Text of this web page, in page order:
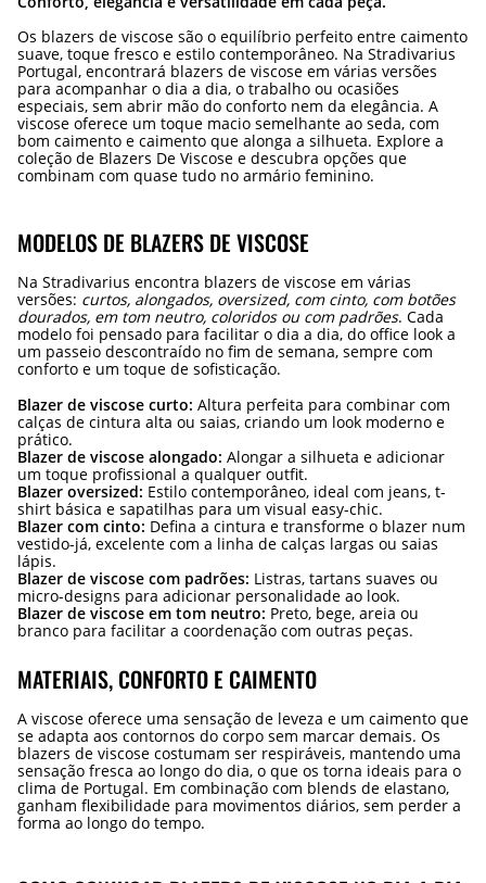
Os blazers de viscose são o equilíbrio perfeito entre caimento
suave, toque fresco e estilo contemporâneo. Na Stradivarius
Portugal, encontrará blazers de viscose em várias versões
para acompanhar o dia a dia, o trabalho ou ocasiões
especiais, sem abrir mão do conforto nem da elegância. A
viscose oferece um toque macio semelhante ao seda, com
bom caimento e caimento que alonga a silhueta. Explore a
coleção de Blazers De Viscose e descubra opções que
combinam com quase tudo no armário feminino.
MODELOS DE BLAZERS DE VISCOSE
Na Stradivarius encontra blazers de viscose em várias
versões: curtos, alongados, oversized, com cinto, com botões
dourados, em tom neutro, coloridos ou com padrões. Cada
modelo foi pensado para facilitar o dia a dia, do office look a
um passeio descontraído no fim de semana, sempre com
conforto e um toque de sofisticação.
Blazer de viscose curto: Altura perfeita para combinar com
calças de cintura alta ou saias, criando um look moderno e
prático.
Blazer de viscose alongado: Alongar a silhueta e adicionar
um toque profissional a qualquer outfit.
Blazer oversized: Estilo contemporâneo, ideal com jeans, t-
shirt básica e sapatilhas para um visual easy-chic.
Blazer com cinto: Defina a cintura e transforme o blazer num
vestido-já, excelente com a linha de calças largas ou saias
lápis.
Blazer de viscose com padrões: Listras, tartans suaves ou
micro-designs para adicionar personalidade ao look.
Blazer de viscose em tom neutro: Preto, bege, areia ou
branco para facilitar a coordenação com outras peças.
MATERIAIS, CONFORTO E CAIMENTO
A viscose oferece uma sensação de leveza e um caimento que
se adapta aos contornos do corpo sem marcar demais. Os
blazers de viscose costumam ser respiráveis, mantendo uma
sensação fresca ao longo do dia, o que os torna ideais para o
clima de Portugal. Em combinação com blends de elastano,
ganham flexibilidade para movimentos diários, sem perder a
forma ao longo do tempo.